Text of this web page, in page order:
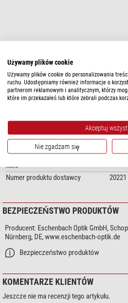
pokaż więcej...
Dziedzina
Inne
Numer produktu dostawcy
20221
BEZPIECZEŃSTWO PRODUKTÓW
Producent: Eschenbach Optik GmbH,
Nürnberg, DE, www.eschenbach-optik.de
Bezpieczeństwo produktów
KOMENTARZE KLIENTÓW
Jeszcze nie ma recenzji tego artykułu.
Używamy plików cookie
Używamy plików cookie do personalizowania
ruchu. Udostępniamy również informacje o
partnerom reklamowym i analitycznym, którzy
które im przekazałeś lub które zebrali podczas
Akceptuj
Nie zgadzam się